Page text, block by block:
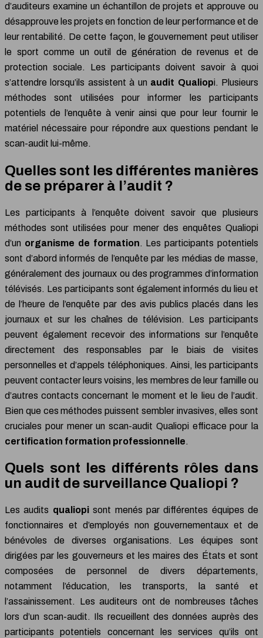
d’auditeurs examine un échantillon de projets et approuve ou
désapprouve les projets en fonction de leur performance et de
leur rentabilité. De cette façon, le gouvernement peut utiliser
le sport comme un outil de génération de revenus et de
protection sociale. Les participants doivent savoir à quoi
s’attendre lorsqu’ils assistent à un audit Qualiopi. Plusieurs
méthodes sont utilisées pour informer les participants
potentiels de l’enquête à venir ainsi que pour leur fournir le
matériel nécessaire pour répondre aux questions pendant le
scan-audit lui-même.
Quelles sont les différentes manières
de se préparer à l’audit ?
Les participants à l’enquête doivent savoir que plusieurs
méthodes sont utilisées pour mener des enquêtes Qualiopi
d’un organisme de formation. Les participants potentiels
sont d’abord informés de l’enquête par les médias de masse,
généralement des journaux ou des programmes d’information
télévisés. Les participants sont également informés du lieu et
de l’heure de l’enquête par des avis publics placés dans les
journaux et sur les chaînes de télévision. Les participants
peuvent également recevoir des informations sur l’enquête
directement des responsables par le biais de visites
personnelles et d’appels téléphoniques. Ainsi, les participants
peuvent contacter leurs voisins, les membres de leur famille ou
d’autres contacts concernant le moment et le lieu de l’audit.
Bien que ces méthodes puissent sembler invasives, elles sont
cruciales pour mener un scan-audit Qualiopi efficace pour la
certification formation professionnelle.
Quels sont les différents rôles dans
un audit de surveillance Qualiopi ?
Les audits qualiopisont menés par différentes équipes de
fonctionnaires et d’employés non gouvernementaux et de
bénévoles de diverses organisations. Les équipes sont
dirigées par les gouverneurs et les maires des États et sont
composées de personnel de divers départements,
notamment l’éducation, les transports, la santé et
l’assainissement. Les auditeurs ont de nombreuses tâches
lors d’un scan-audit. Ils recueillent des données auprès des
participants potentiels concernant les services qu’ils ont